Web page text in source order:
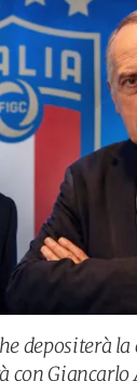
depositerà
con